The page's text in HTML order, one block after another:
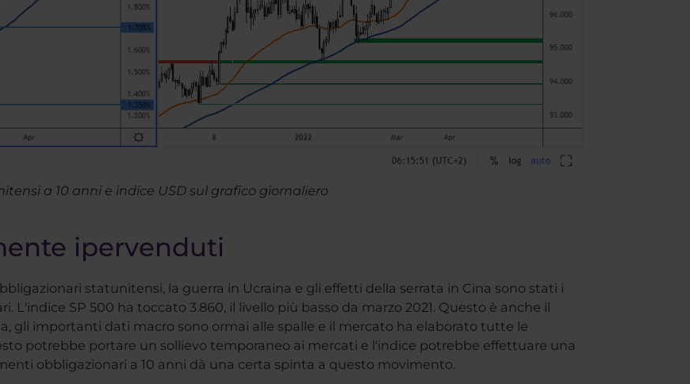
a 10 anni e indice USD sul grafico giornaliero
ipervenduti
statunitensi, la guerra in Ucraina e gli effetti della serrata in Cina sono stati i
L'indice SP 500 ha toccato 3.860, il livello più basso da marzo 2021. Questo è anche il
gli importanti dati macro sono ormai alle spalle e il mercato ha elaborato tutte le
potrebbe portare un sollievo temporaneo ai mercati e l'indice potrebbe effettuare una
obbligazionari a 10 anni dà una certa spinta a questo movimento.